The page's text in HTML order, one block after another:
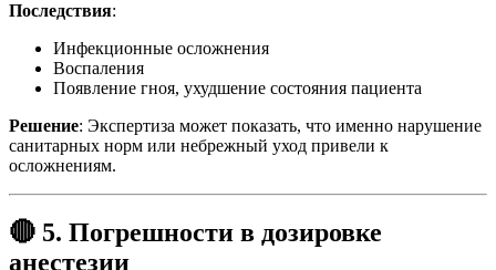
Последствия:
Инфекционные осложнения
Воспаления
Появление гноя, ухудшение состояния пациента
Решение: Экспертиза может показать, что именно нарушение
санитарных норм или небрежный уход привели к
осложнениям.
🔴 5. Погрешности в дозировке
анестезии